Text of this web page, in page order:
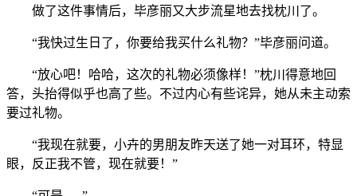
做了这件事情后，毕彦丽又大步流星地去找枕川了。
“我快过生日了，你要给我买什么礼物？”毕彦丽问道。
“放心吧！哈哈，这次的礼物必须像样！”枕川得意地回
答，头抬得似乎也高了些。不过内心有些诧异，她从未主动索
要过礼物。
“我现在就要，小卉的男朋友昨天送了她一对耳环，特显
眼，反正我不管，现在就要！”